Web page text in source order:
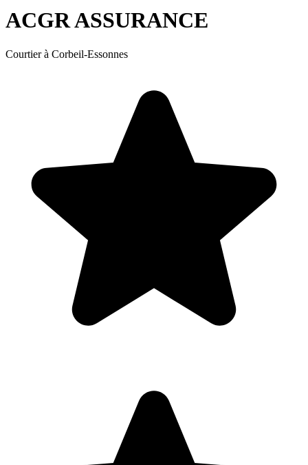
ACGR ASSURANCE
Courtier à Corbeil-Essonnes